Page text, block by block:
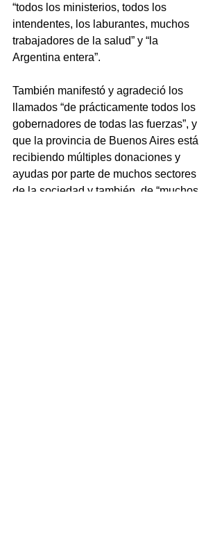
“todos los ministerios, todos los
intendentes, los laburantes, muchos
trabajadores de la salud” y “la
Argentina entera”.
También manifestó y agradeció los
llamados “de prácticamente todos los
gobernadores de todas las fuerzas”, y
que la provincia de Buenos Aires está
recibiendo múltiples donaciones y
ayudas por parte de muchos sectores
de la sociedad y también  de “muchos